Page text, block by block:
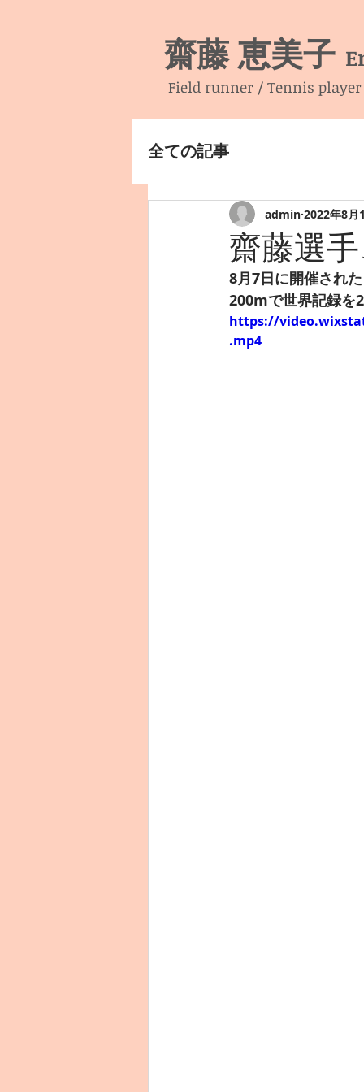
齋藤 恵美子
Field runner / Tennis player
全ての記事
齋藤選
admin 2022年8月
8月7日に開催され
200mで世界記録を
https://
.mp4